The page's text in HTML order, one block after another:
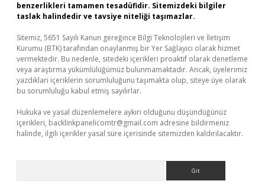
benzerlikleri tamamen tesadüfidir. Sitemizdeki bilgiler
taslak halindedir ve tavsiye niteliği taşımazlar.
Sitemiz, 5651 Sayılı Kanun gereğince Bilgi Teknolojileri ve İletişim
Kurumu (BTK) tarafından onaylanmış bir Yer Sağlayıcı olarak hizmet
vermektedir. Bu nedenle, sitedeki içerikleri proaktif olarak denetleme
veya araştırma yükümlülüğümüz bulunmamaktadır. Ancak, üyelerimiz
yazdıkları içeriklerin sorumluluğunu taşımakta olup, siteye üye olarak
bu sorumluluğu kabul etmiş sayılırlar.
Hukuka ve yasal düzenlemelere aykırı olduğunu düşündüğünüz
içerikleri, backlinkpanelicomtr@gmail.com adresine bildirmeniz
halinde, ilgili içerikler yasal süre içerisinde sitemizden kaldırılacaktır.